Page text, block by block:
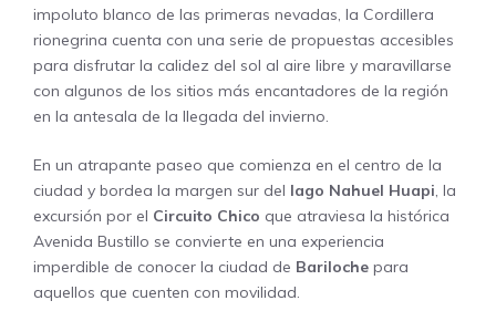
impoluto blanco de las primeras nevadas, la Cordillera
rionegrina cuenta con una serie de propuestas accesibles
para disfrutar la calidez del sol al aire libre y maravillarse
con algunos de los sitios más encantadores de la región
en la antesala de la llegada del invierno.
En un atrapante paseo que comienza en el centro de la
ciudad y bordea la margen sur del lago Nahuel Huapi, la
excursión por el Circuito Chico que atraviesa la histórica
Avenida Bustillo se convierte en una experiencia
imperdible de conocer la ciudad de Bariloche para
aquellos que cuenten con movilidad.